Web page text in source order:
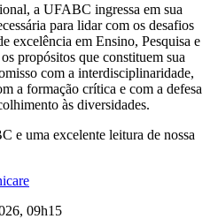
a UFABC ingressa em sua
para lidar com os desafios
excelência em Ensino, Pesquisa e
propósitos que constituem sua
com a interdisciplinaridade,
a formação crítica e com a defesa
às diversidades.
e uma excelente leitura de nossa
09h15